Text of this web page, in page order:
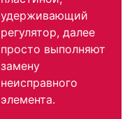
удерживающий
регулятор, далее
просто выполняют
замену
неисправного
элемента.